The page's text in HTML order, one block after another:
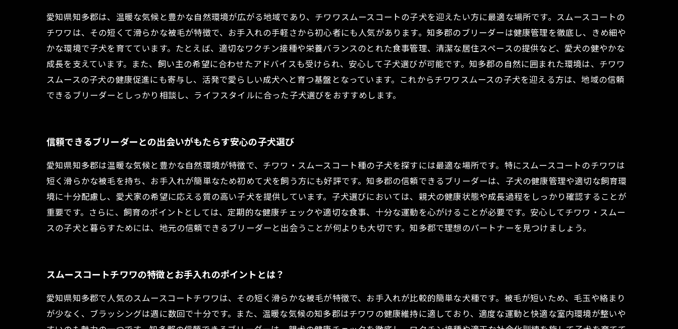
愛知県知多郡は、温暖な気候と豊かな自然環境が広がる地域であり、チワワスムースコートの子犬を迎えたい方に最適な場所です。スムースコートの
チワワは、その短くて滑らかな被毛が特徴で、お手入れの手軽さから初心者にも人気があります。知多郡のブリーダーは健康管理を徹底し、きめ細や
かな環境で子犬を育てています。たとえば、適切なワクチン接種や栄養バランスのとれた食事管理、清潔な居住スペースの提供など、愛犬の健やかな
成長を支えています。また、飼い主の希望に合わせたアドバイスも受けられ、安心して子犬選びが可能です。知多郡の自然に囲まれた環境は、チワワ
スムースの子犬の健康促進にも寄与し、活発で愛らしい成犬へと育つ基盤となっています。これからチワワスムースの子犬を迎える方は、地域の信頼
できるブリーダーとしっかり相談し、ライフスタイルに合った子犬選びをおすすめします。
信頼できるブリーダーとの出会いがもたらす安心の子犬選び
愛知県知多郡は温暖な気候と豊かな自然環境が特徴で、チワワ・スムースコート種の子犬を探すには最適な場所です。特にスムースコートのチワワは
短く滑らかな被毛を持ち、お手入れが簡単なため初めて犬を飼う方にも好評です。知多郡の信頼できるブリーダーは、子犬の健康管理や適切な飼育環
境に十分配慮し、愛犬家の希望に応える質の高い子犬を提供しています。子犬選びにおいては、親犬の健康状態や成長過程をしっかり確認することが
重要です。さらに、飼育のポイントとしては、定期的な健康チェックや適切な食事、十分な運動を心がけることが必要です。安心してチワワ・スムー
スの子犬と暮らすためには、地元の信頼できるブリーダーと出会うことが何よりも大切です。知多郡で理想のパートナーを見つけましょう。
スムースコートチワワの特徴とお手入れのポイントとは？
愛知県知多郡で人気のスムースコートチワワは、その短く滑らかな被毛が特徴で、お手入れが比較的簡単な犬種です。被毛が短いため、毛玉や絡まり
が少なく、ブラッシングは週に数回で十分です。また、温暖な気候の知多郡はチワワの健康維持に適しており、適度な運動と快適な室内環境が整いや